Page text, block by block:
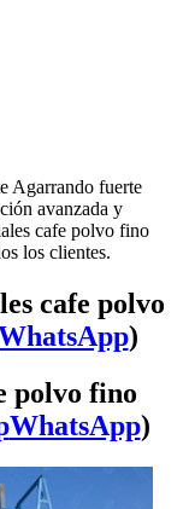
Agarrando fuerte
avanzada y
cafe polvo fino
los clientes.
cafe polvo
)
polvo fino
WhatsApp)